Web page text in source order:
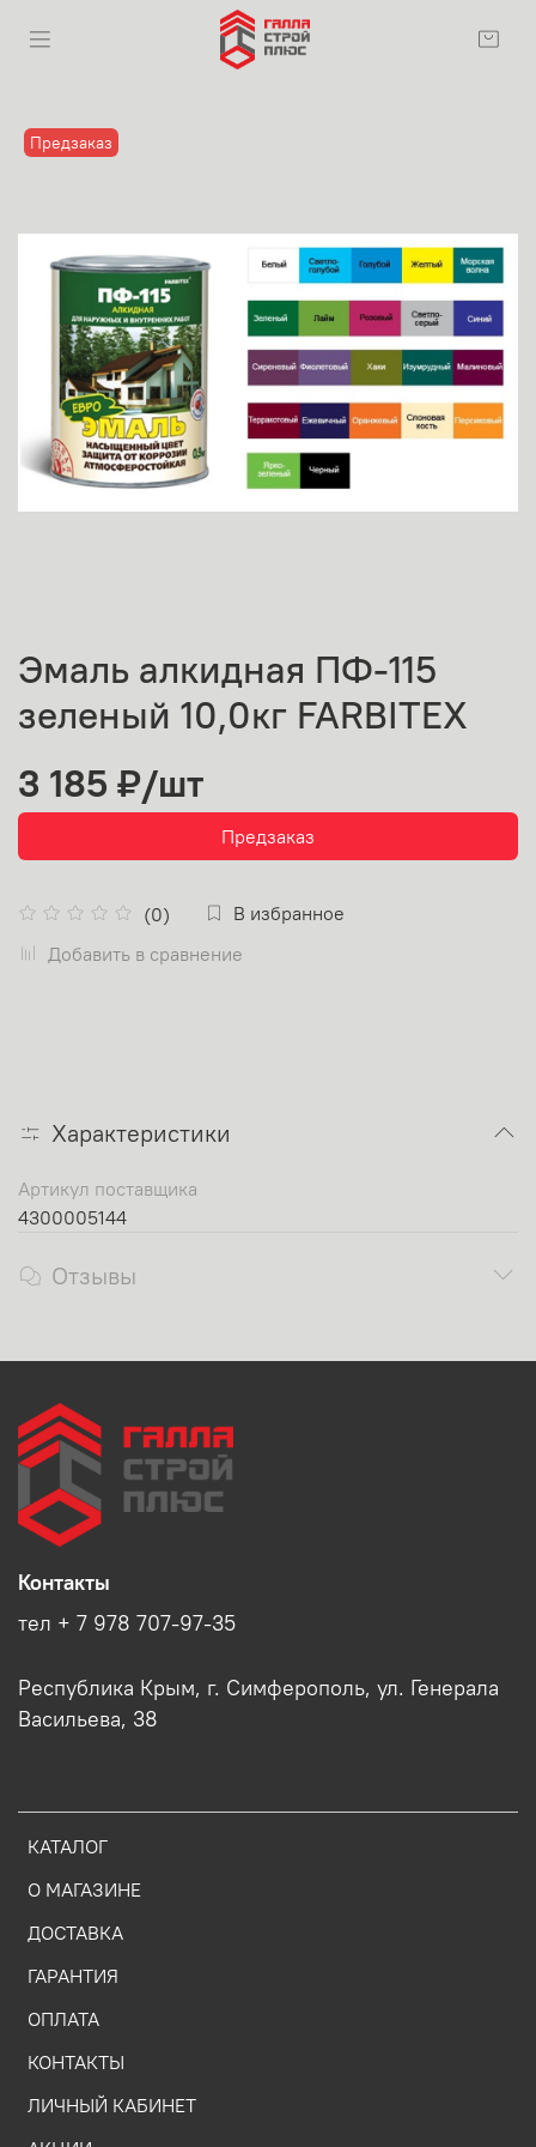
Предзаказ
Эмаль алкидная ПФ-115
зеленый 10,0кг FARBITEX
(0)
В избранное
Добавить в сравнение
3 185 ₽/шт
Предзаказ
Характеристики
Артикул поставщика
4300005144
Отзывы
КАТАЛОГ
О МАГАЗИНЕ
ДОСТАВКА
ГАРАНТИЯ
ОПЛАТА
КОНТАКТЫ
ЛИЧНЫЙ КАБИНЕТ
Контакты
тел + 7 978 707-97-35
Республика Крым, г. Симферополь, ул. Генерала
Васильева, 38